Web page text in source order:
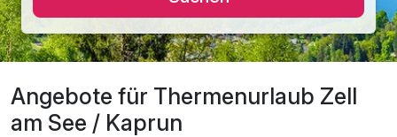
Angebote für Thermenurlaub Zell
am See / Kaprun